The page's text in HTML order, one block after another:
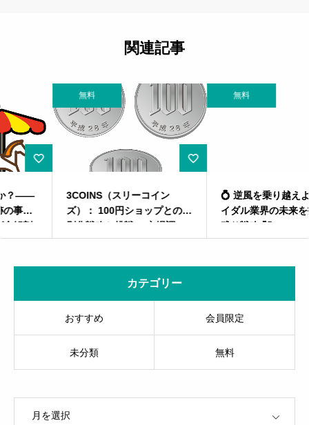
関連記事
3COINS（スリーコイン
ズ）： 100円ショップとの差
別化戦略と挑戦 ～市場調
査、成功事例、競合分析から
💍 逆風を乗り越えよ！ ブラ
イダル業界の未来を拓く生き
残り戦略 💒
カテゴリー
おすすめ 会員限定
未分類 無料